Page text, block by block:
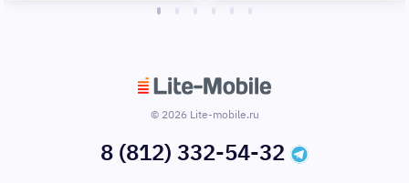
© 2026 Lite-mobile.ru
8 (812) 332-54-32